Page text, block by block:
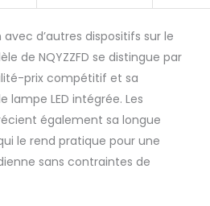
d’autres dispositifs sur le
de NQYZZFD se distingue par
prix compétitif et sa
lampe LED intégrée. Les
également sa longue
le rend pratique pour une
sans contraintes de